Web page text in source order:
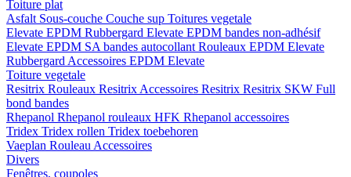
Toiture plat
Asfalt Sous-couche Couche sup Toitures vegetale
Elevate EPDM Rubbergard Elevate EPDM bandes non-adhésif
Elevate EPDM SA bandes autocollant Rouleaux EPDM Elevate
Rubbergard Accessoires EPDM Elevate
Toiture vegetale
Resitrix Rouleaux Resitrix Accessoires Resitrix Resitrix SKW Full
bond bandes
Rhepanol Rhepanol rouleaux HFK Rhepanol accessoires
Tridex Tridex rollen Tridex toebehoren
Vaeplan Rouleau Accessoires
Divers
Fenêtres, coupoles